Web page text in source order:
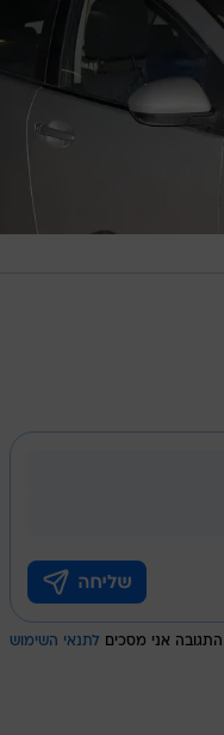
אני מסכים לתנאי השימוש